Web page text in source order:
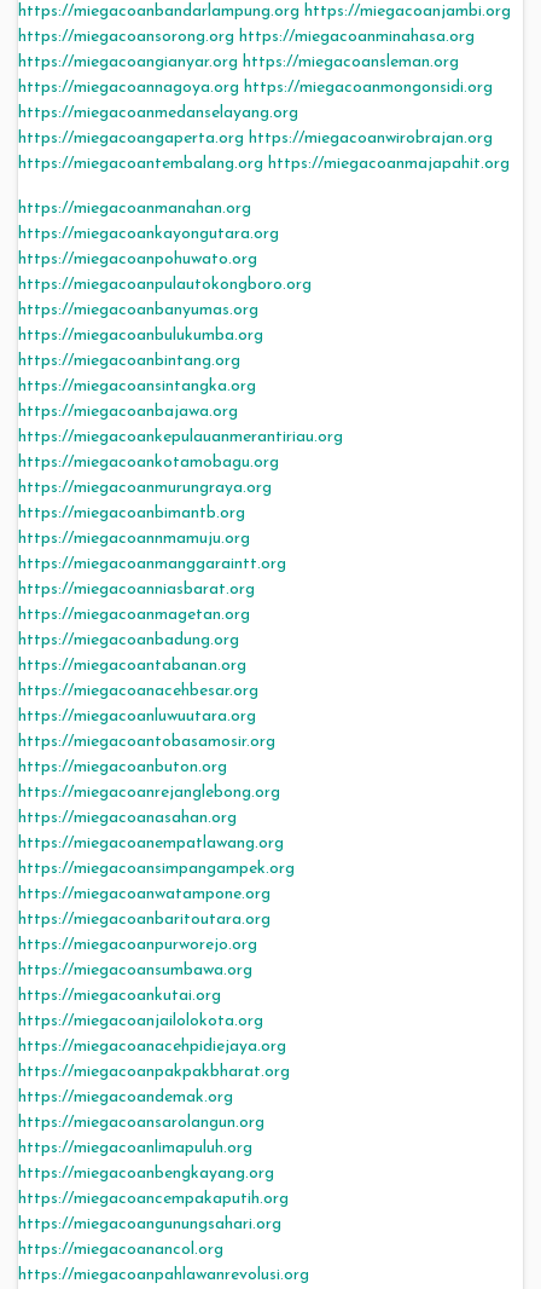
https://miegacoanbandarlampung.org https://miegacoanjambi.org
https://miegacoansorong.org https://miegacoanminahasa.org
https://miegacoangianyar.org https://miegacoansleman.org
https://miegacoannagoya.org https://miegacoanmongonsidi.org
https://miegacoanmedanselayang.org
https://miegacoangaperta.org https://miegacoanwirobrajan.org
https://miegacoantembalang.org https://miegacoanmajapahit.org
https://miegacoanmanahan.org
https://miegacoankayongutara.org
https://miegacoanpohuwato.org
https://miegacoanpulautokongboro.org
https://miegacoanbanyumas.org
https://miegacoanbulukumba.org
https://miegacoanbintang.org
https://miegacoansintangka.org
https://miegacoanbajawa.org
https://miegacoankepulauanmerantiriau.org
https://miegacoankotamobagu.org
https://miegacoanmurungraya.org
https://miegacoanbimantb.org
https://miegacoannmamuju.org
https://miegacoanmanggaraintt.org
https://miegacoanniasbarat.org
https://miegacoanmagetan.org
https://miegacoanbadung.org
https://miegacoantabanan.org
https://miegacoanacehbesar.org
https://miegacoanluwuutara.org
https://miegacoantobasamosir.org
https://miegacoanbuton.org
https://miegacoanrejanglebong.org
https://miegacoanasahan.org
https://miegacoanempatlawang.org
https://miegacoansimpangampek.org
https://miegacoanwatampone.org
https://miegacoanbaritoutara.org
https://miegacoanpurworejo.org
https://miegacoansumbawa.org
https://miegacoankutai.org
https://miegacoanjailolokota.org
https://miegacoanacehpidiejaya.org
https://miegacoanpakpakbharat.org
https://miegacoandemak.org
https://miegacoansarolangun.org
https://miegacoanlimapuluh.org
https://miegacoanbengkayang.org
https://miegacoancempakaputih.org
https://miegacoangunungsahari.org
https://miegacoanancol.org
https://miegacoanpahlawanrevolusi.org